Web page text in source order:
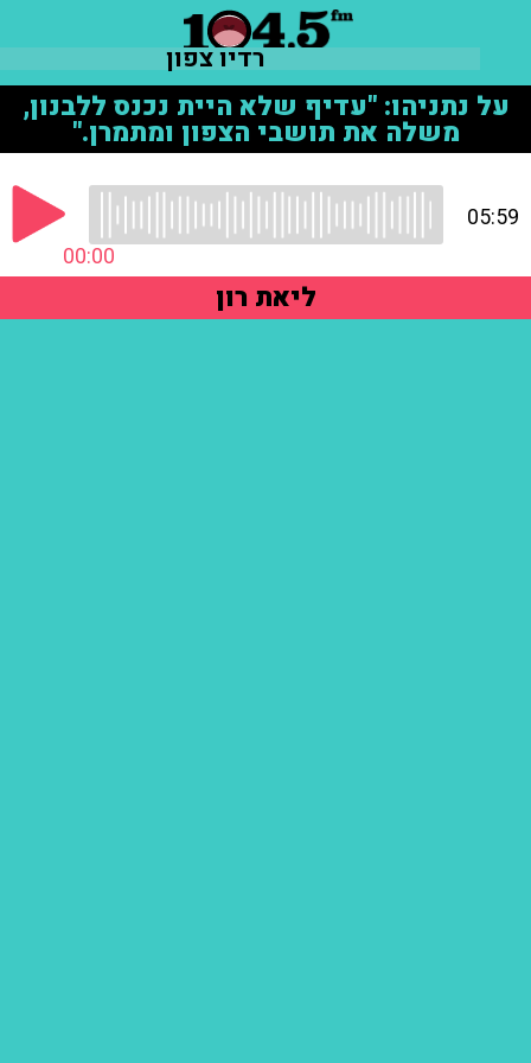
רדיו צפון
על נתניהו: "עדיף שלא היית נכנס ללבנון,
משלה את תושבי הצפון ומתמרן."
00:00
05:59
ליאת רון